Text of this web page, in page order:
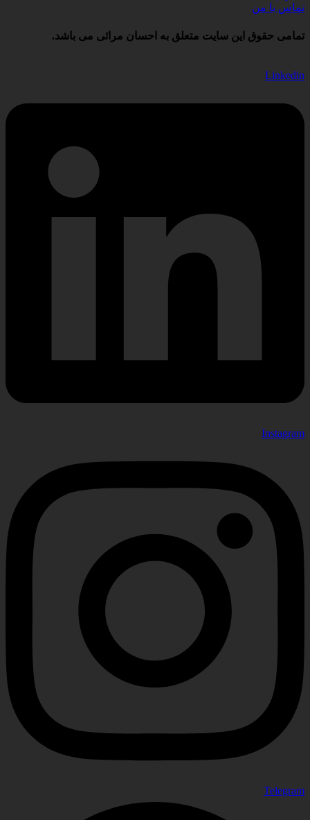
تماس با من
تمامی حقوق این سایت متعلق به احسان مرائی می باشد.
Linkedin
Instagram
Telegram